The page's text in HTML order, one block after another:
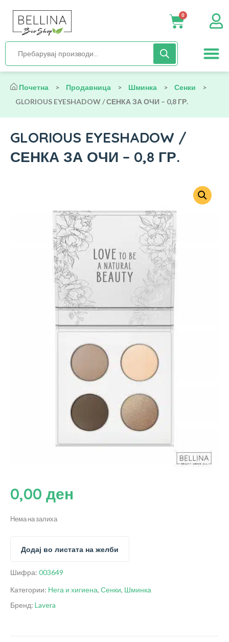
0
Почетна > Продавница > Шминка > Сенки
>
GLORIOUS EYESHADOW / СЕНКА ЗА ОЧИ – 0,8 ГР.
GLORIOUS EYESHADOW /
СЕНКА ЗА ОЧИ – 0,8 ГР.
0,00 ден
Нема на залиха
Додај во листата на желби
Шифра: 003649
Категории: Нега и хигиена, Сенки, Шминка
Бренд: Lavera